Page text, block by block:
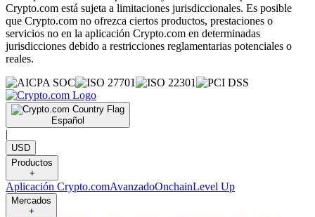
Crypto.com está sujeta a limitaciones jurisdiccionales. Es posible
que Crypto.com no ofrezca ciertos productos, prestaciones o
servicios no en la aplicación Crypto.com en determinadas
jurisdicciones debido a restricciones reglamentarias potenciales o
reales.
Español
|
USD
Productos
+
Aplicación Crypto.comAvanzadoOnchainLevel Up
Mercados
+